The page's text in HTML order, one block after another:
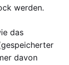
werden.
das
davon